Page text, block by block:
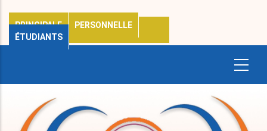
PRINCIPALE
PERSONNELLE
ÉTUDIANTS